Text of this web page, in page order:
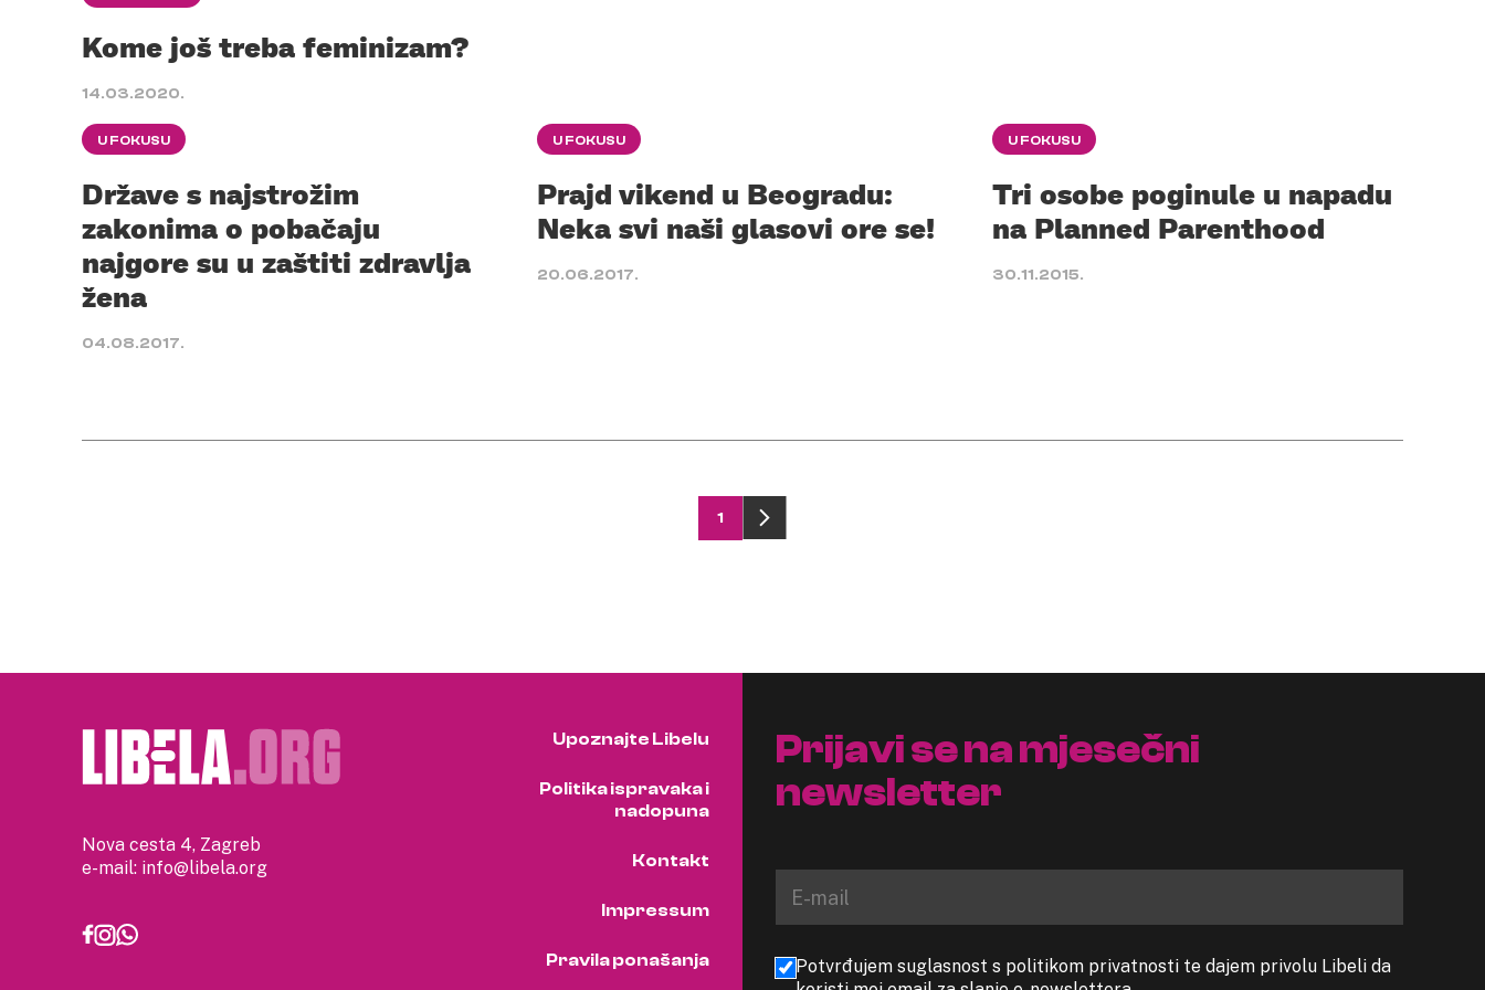
Kome još treba feminizam?
14.03.2020.
U FOKUSU
Države s najstrožim
zakonima o pobačaju
najgore su u zaštiti zdravlja
žena
04.08.2017.
U FOKUSU
Prajd vikend u Beogradu:
Neka svi naši glasovi ore se!
20.06.2017.
U FOKUSU
Tri osobe poginule u napadu
na Planned Parenthood
30.11.2015.
1
Nova cesta 4, Zagreb
e-mail: info@libela.org
Upoznajte Libelu
Politika ispravaka i
nadopuna
Kontakt
Impressum
Pravila ponašanja
Prijavi se na mjesečni
newsletter
Potvrđujem suglasnost s politikom privatnosti te dajem privolu Libeli da